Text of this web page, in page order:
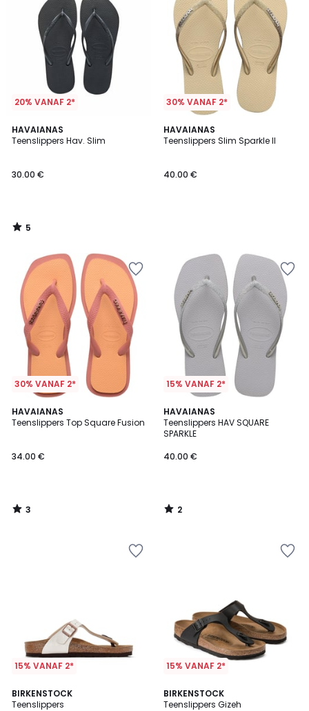
20% VANAF 2*
HAVAIANAS
Teenslippers Hav. Slim
30.00 €
5
/
5
/
30% VANAF 2*
HAVAIANAS
Teenslippers Slim Sparkle II
40.00 €
30% VANAF 2*
HAVAIANAS
Teenslippers Top Square Fusion
34.00 €
3
/
3
/
15% VANAF 2*
HAVAIANAS
Teenslippers HAV SQUARE
SPARKLE
40.00 €
2
/
5
2
/
15% VANAF 2*
BIRKENSTOCK
Teenslippers
4.9
/ 5
15% VANAF 2*
BIRKENSTOCK
Teenslippers Gizeh
4.8
/ 5